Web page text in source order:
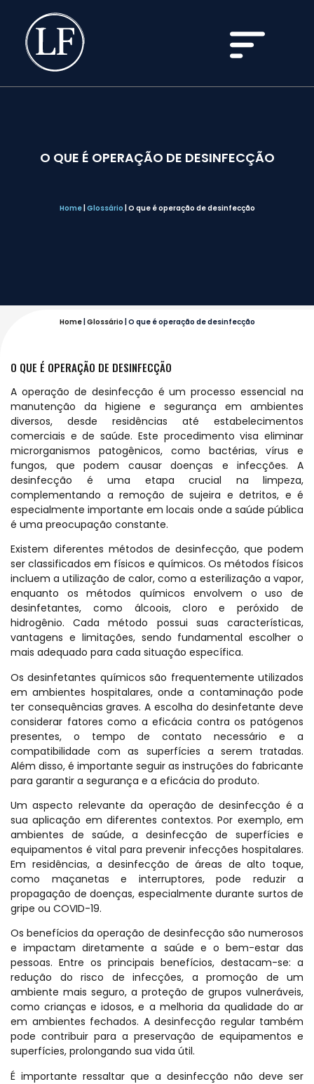
O QUE É OPERAÇÃO DE DESINFECÇÃO
Home| Glossário O que é operação de desinfecção
Home| Glossário O que é operação de desinfecção
O QUE É OPERAÇÃO DE DESINFECÇÃO
A operação de desinfecção é um processo essencial na
manutenção da higiene e segurança em ambientes
diversos, desde residências até estabelecimentos
comerciais e de saúde. Este procedimento visa eliminar
microrganismos patogênicos, como bactérias, vírus e
fungos, que podem causar doenças e infecções. A
desinfecção é uma etapa crucial na limpeza,
complementando a remoção de sujeira e detritos, e é
especialmente importante em locais onde a saúde pública
é uma preocupação constante.
Existem diferentes métodos de desinfecção, que podem
ser classificados em físicos e químicos. Os métodos físicos
incluem a utilização de calor, como a esterilização a vapor,
enquanto os métodos químicos envolvem o uso de
desinfetantes, como álcoois, cloro e peróxido de
hidrogênio. Cada método possui suas características,
vantagens e limitações, sendo fundamental escolher o
mais adequado para cada situação específica.
Os desinfetantes químicos são frequentemente utilizados
em ambientes hospitalares, onde a contaminação pode
ter consequências graves. A escolha do desinfetante deve
considerar fatores como a eficácia contra os patógenos
presentes, o tempo de contato necessário e a
compatibilidade com as superfícies a serem tratadas.
Além disso, é importante seguir as instruções do fabricante
para garantir a segurança e a eficácia do produto.
Um aspecto relevante da operação de desinfecção é a
sua aplicação em diferentes contextos. Por exemplo, em
ambientes de saúde, a desinfecção de superfícies e
equipamentos é vital para prevenir infecções hospitalares.
Em residências, a desinfecção de áreas de alto toque,
como maçanetas e interruptores, pode reduzir a
propagação de doenças, especialmente durante surtos de
gripe ou COVID-19.
Os benefícios da operação de desinfecção são numerosos
e impactam diretamente a saúde e o bem-estar das
pessoas. Entre os principais benefícios, destacam-se: a
redução do risco de infecções, a promoção de um
ambiente mais seguro, a proteção de grupos vulneráveis,
como crianças e idosos, e a melhoria da qualidade do ar
em ambientes fechados. A desinfecção regular também
pode contribuir para a preservação de equipamentos e
superfícies, prolongando sua vida útil.
É importante ressaltar que a desinfecção não deve ser